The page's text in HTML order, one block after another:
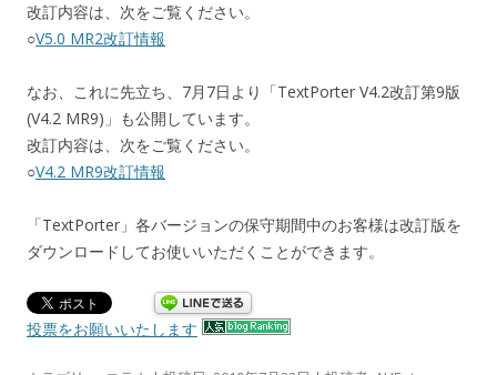
改訂内容は、次をご覧ください。
○V5.0 MR2改訂情報
なお、これに先立ち、7月7日より「TextPorter V4.2改訂第9版
(V4.2 MR9)」も公開しています。
改訂内容は、次をご覧ください。
○V4.2 MR9改訂情報
「TextPorter」各バージョンの保守期間中のお客様は改訂版を
ダウンロードしてお使いいただくことができます。
投票をお願いいたします